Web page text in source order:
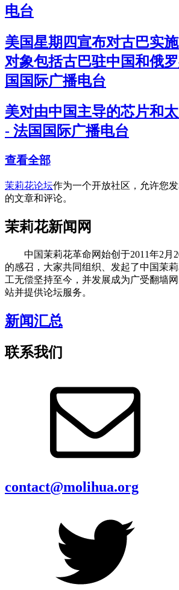
电台
美国星期四宣布对古巴实
对象包括古巴驻中国和俄
国国际广播电台
美对由中国主导的芯片和
- 法国国际广播电台
查看全部
茉莉花论坛作为一个开放社区，允许您
的文章和评论。
茉莉花新闻网
中国茉莉花革命网始创于2011年2月
的感召，大家共同组织、发起了中国茉
工无偿坚持至今，并发展成为广受翻墙
站并提供论坛服务。
新闻汇总
联系我们
contact@molihua.org